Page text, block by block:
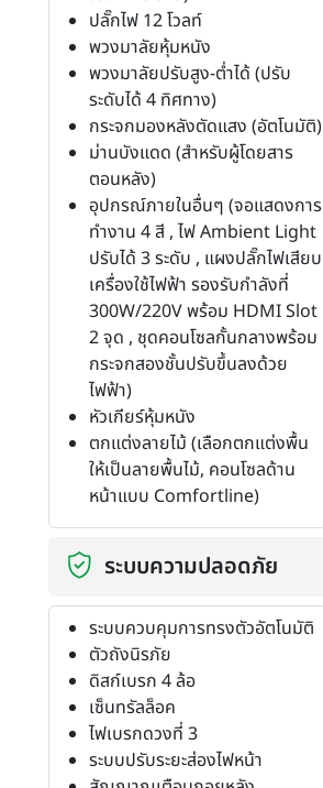
ปลั๊กไฟ 12 โวลท์
พวงมาลัยหุ้มหนัง
พวงมาลัยปรับสูง-ต่ำได้ (ปรับ
ระดับได้ 4 ทิศทาง)
กระจกมองหลังตัดแสง (อัตโนมัติ)
ม่านบังแดด (สำหรับผู้โดยสาร
ตอนหลัง)
อุปกรณ์ภายในอื่นๆ (จอแสดงการ
ทำงาน 4 สี , ไฟ Ambient Light
ปรับได้ 3 ระดับ , แผงปลั๊กไฟเสียบ
เครื่องใช้ไฟฟ้า รองรับกำลังที่
300W/220V พร้อม HDMI Slot
2 จุด , ชุดคอนโซลกั้นกลางพร้อม
กระจกสองชั้นปรับขึ้นลงด้วย
ไฟฟ้า)
หัวเกียร์หุ้มหนัง
ตกแต่งลายไม้ (เลือกตกแต่งพื้น
ให้เป็นลายพื้นไม้, คอนโซลด้าน
หน้าแบบ Comfortline)
ระบบความปลอดภัย
ระบบควบคุมการทรงตัวอัตโนมัติ
ตัวถังนิรภัย
ดิสก์เบรก 4 ล้อ
เซ็นทรัลล็อค
ไฟเบรกดวงที่ 3
ระบบปรับระยะส่องไฟหน้า